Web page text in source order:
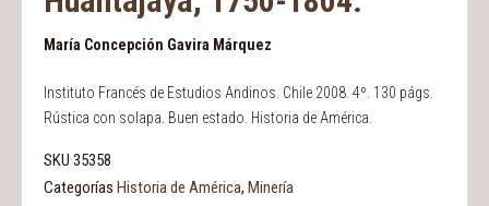
María Concepción Gavira Márquez
Instituto Francés de Estudios Andinos. Chile 2008. 4º. 130 págs.
Rústica con solapa. Buen estado. Historia de América.
SKU 35358
Categorías Historia de América, Minería